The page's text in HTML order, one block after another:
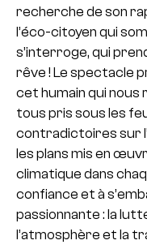
recherche de son
l’éco-citoyen qui
s’interroge, qui
rêve ! Le spectacle
cet humain qui
tous pris sous les
contradictoires sur
les plans mis en
climatique dans
confiance et à
passionnante : la
l’atmosphère et la